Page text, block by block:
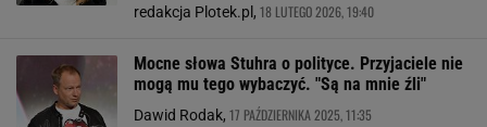
redakcja Plotek.pl, 18 LUTEGO 2026, 19:40
Mocne słowa Stuhra o polityce. Przyjaciele nie
mogą mu tego wybaczyć. "Są na mnie źli"
Dawid Rodak, 17 PAŹDZIERNIKA 2025, 11:35